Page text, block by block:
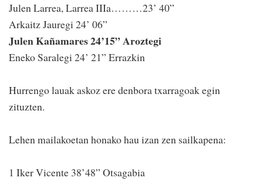
Julen Larrea, Larrea IIIa………23’ 40”
Arkaitz Jauregi 24’ 06”
Julen Kañamares 24’15” Aroztegi
Eneko Saralegi 24’ 21” Errazkin
Hurrengo lauak askoz ere denbora txarragoak egin
zituzten.
Lehen mailakoetan honako hau izan zen sailkapena:
1 Iker Vicente 38’48” Otsagabia